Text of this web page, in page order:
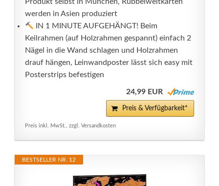
werden in Asien produziert
IN 1 MINUTE AUFGEHÄNGT! Beim
Keilrahmen (auf Holzrahmen gespannt) einfach 2
Nägel in die Wand schlagen und Holzrahmen
drauf hängen, Leinwandposter lässt sich easy mit
Posterstrips befestigen
24,99 EUR
Preis & Verfügbarkeit*
Preis inkl. MwSt., zzgl. Versandkosten
BESTSELLER NR. 12